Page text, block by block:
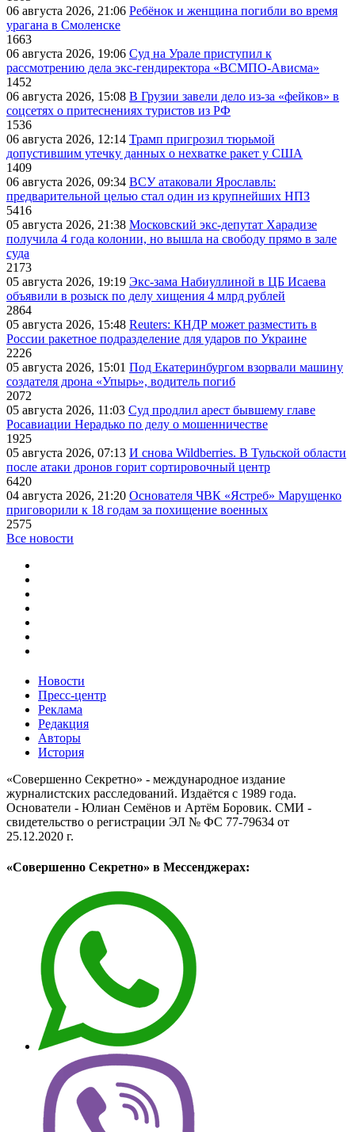
06 августа 2026, 21:06 Ребёнок и женщина погибли во время
урагана в Смоленске
1663
06 августа 2026, 19:06 Суд на Урале приступил к
рассмотрению дела экс-гендиректора «ВСМПО-Ависма»
1452
06 августа 2026, 15:08 В Грузии завели дело из-за «фейков» в
соцсетях о притеснениях туристов из РФ
1536
06 августа 2026, 12:14 Трамп пригрозил тюрьмой
допустившим утечку данных о нехватке ракет у США
1409
06 августа 2026, 09:34 ВСУ атаковали Ярославль:
предварительной целью стал один из крупнейших НПЗ
5416
05 августа 2026, 21:38 Московский экс-депутат Харадизе
получила 4 года колонии, но вышла на свободу прямо в зале
суда
2173
05 августа 2026, 19:19 Экс-зама Набиуллиной в ЦБ Исаева
объявили в розыск по делу хищения 4 млрд рублей
2864
05 августа 2026, 15:48 Reuters: КНДР может разместить в
России ракетное подразделение для ударов по Украине
2226
05 августа 2026, 15:01 Под Екатеринбургом взорвали машину
создателя дрона «Упырь», водитель погиб
2072
05 августа 2026, 11:03 Суд продлил арест бывшему главе
Росавиации Нерадько по делу о мошенничестве
1925
05 августа 2026, 07:13 И снова Wildberries. В Тульской области
после атаки дронов горит сортировочный центр
6420
04 августа 2026, 21:20 Основателя ЧВК «Ястреб» Марущенко
приговорили к 18 годам за похищение военных
2575
Все новости
Новости
Пресс-центр
Реклама
Редакция
Авторы
История
«Совершенно Секретно» - международное издание
журналистских расследований. Издаётся с 1989 года.
Основатели - Юлиан Семёнов и Артём Боровик. CМИ -
свидетельство о регистрации ЭЛ № ФС 77-79634 от
25.12.2020 г.
«Совершенно Секретно» в Мессенджерах: